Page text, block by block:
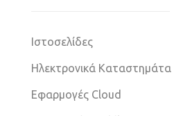
Ιστοσελίδες
Ηλεκτρονικά Καταστημάτα
Εφαρμογές Cloud